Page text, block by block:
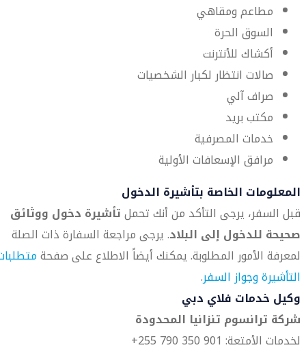
مطاعم ومقاهي
السوق الحرة
أكشاك للأنترنت
صالات انتظار لكبار الشخصيات
صراف آلي
مكتب بريد
خدمات المصرفية
مرافق الإسعافات الأولية
المعلومات الخاصة بتأشيرة الدخول
قبل السفر، يرجى التأكد من أنك تحملتأشيرة دخول ووثائق
صحيحة للدخول إلى البلاد. يرجى مراجعة السفارة ذات الصلة
لمعرفة الأمور المطلوبة. يمكنك أيضاً الاطلاع على صفحة
التأشيرة وجواز السفر.
وكيل خدمات فلاي دبي
شركة ترانسوم تنزانيا المحدودة
لخدمات الأمتعة: 901 350 790 255+